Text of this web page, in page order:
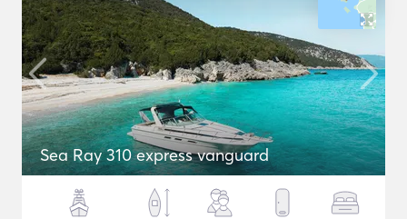
Sea Ray 310 express vanguard